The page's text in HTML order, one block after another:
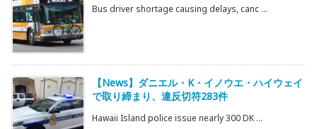
Bus driver shortage causing delays, canc ...
【News】ダニエル・K・イノウエ・ハイウェイ
で取り締まり、違反切符283件
Hawaii Island police issue nearly 300 DK ...